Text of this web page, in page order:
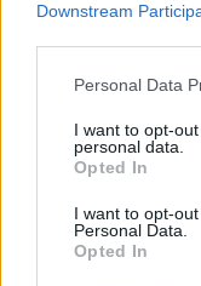
Downstream
Personal Data
I want to opt-
personal data.
Opted In
I want to opt-
Personal Data.
Opted In
A